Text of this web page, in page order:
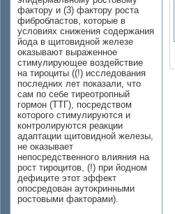
фактору и (3) фактору роста
фибробластов, которые в
условиях снижения содержания
йода в щитовидной железе
оказывают выраженное
стимулирующее воздействие
на тироциты ((!) исследования
последних лет показали, что
сам по себе тиреотропный
гормон (ТТГ), посредством
которого стимулируются и
контролируются реакции
адаптации щитовидной железы,
не оказывает
непосредственного влияния на
рост тироцитов, (!) при йодном
дефиците этот эффект
опосредован аутокринными
ростовыми факторами).